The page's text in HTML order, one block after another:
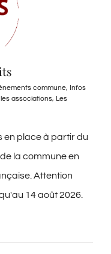
commune, Infos
associations, Les
en place à partir du
la commune en
Attention
14 août 2026.